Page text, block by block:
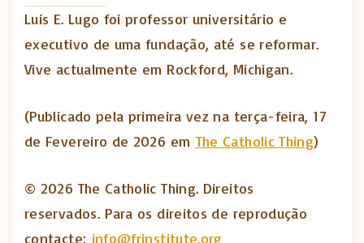
Luis E. Lugo foi professor universitário e
executivo de uma fundação, até se reformar.
Vive actualmente em Rockford, Michigan.
(Publicado pela primeira vez na terça-feira, 17
de Fevereiro de 2026 em The Catholic Thing)
© 2026 The Catholic Thing. Direitos
reservados. Para os direitos de reprodução
contacte: info@frinstitute.org